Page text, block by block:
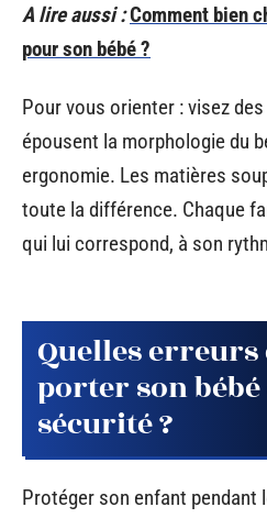
A lire aussi :Comment bien
pour son bébé ?
Pour vous orienter : visez
épousent la morphologie du
ergonomie. Les matières
toute la différence. Chaque
qui lui correspond, à son
Quelles
porter son
sécurité ?
Protéger son enfant pendant